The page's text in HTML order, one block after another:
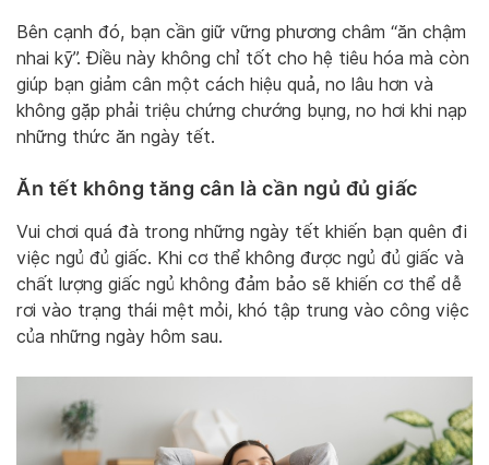
Bên cạnh đó, bạn cần giữ vững phương châm “ăn chậm
nhai kỹ”. Điều này không chỉ tốt cho hệ tiêu hóa mà còn
giúp bạn giảm cân một cách hiệu quả, no lâu hơn và
không gặp phải triệu chứng chướng bụng, no hơi khi nạp
những thức ăn ngày tết.
Ăn tết không tăng cân là cần ngủ đủ giấc
Vui chơi quá đà trong những ngày tết khiến bạn quên đi
việc ngủ đủ giấc. Khi cơ thể không được ngủ đủ giấc và
chất lượng giấc ngủ không đảm bảo sẽ khiến cơ thể dễ
rơi vào trạng thái mệt mỏi, khó tập trung vào công việc
của những ngày hôm sau.